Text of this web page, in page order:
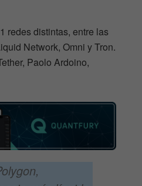
redes distintas, entre las
Network, Omni y Tron.
Paolo Ardoino,